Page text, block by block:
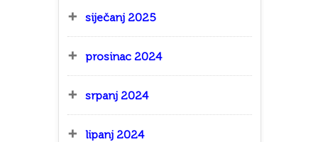
siječanj 2025
prosinac 2024
srpanj 2024
lipanj 2024